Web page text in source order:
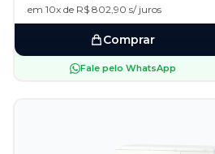
em 10x de R$ 802,90 s/ juros
Comprar
Fale pelo WhatsApp